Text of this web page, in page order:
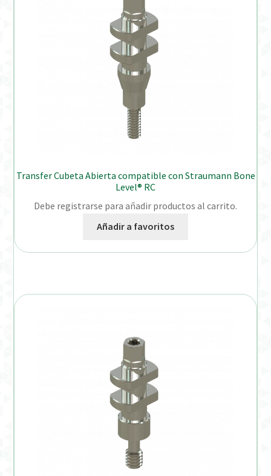
Transfer Cubeta Abierta compatible con Straumann Bone
Level® RC
Debe registrarse para añadir productos al carrito.
Añadir a favoritos